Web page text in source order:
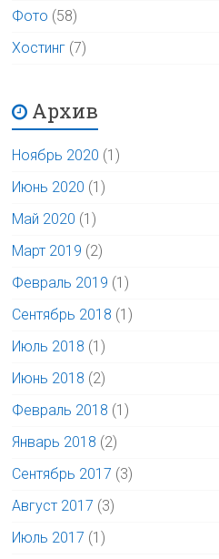
Фото (58)
Хостинг (7)
Архив
Ноябрь 2020 (1)
Июнь 2020 (1)
Май 2020 (1)
Март 2019 (2)
Февраль 2019 (1)
Сентябрь 2018 (1)
Июль 2018 (1)
Июнь 2018 (2)
Февраль 2018 (1)
Январь 2018 (2)
Сентябрь 2017 (3)
Август 2017 (3)
Июль 2017 (1)